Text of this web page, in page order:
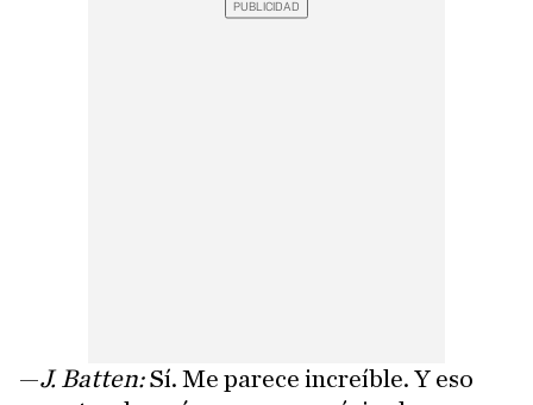
—J. Batten:Sí. Me parece increíble. Y eso